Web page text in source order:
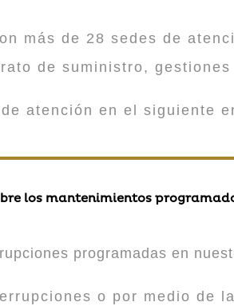
más de 28 sedes de
de suministro,
atención en el siguiente
los mantenimientos
programadas en
o por medio de